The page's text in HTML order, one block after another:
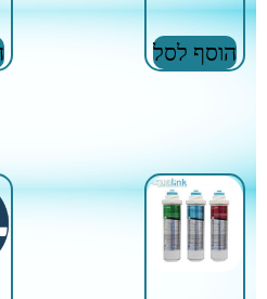
הוסף לסל